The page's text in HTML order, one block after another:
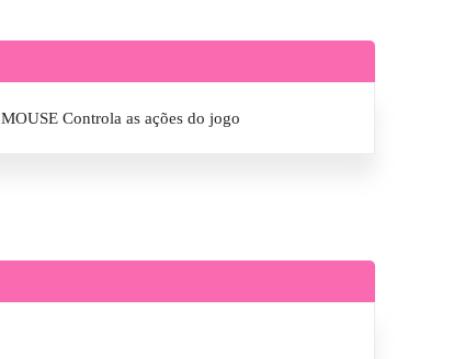
MOUSE Controla as ações do jogo